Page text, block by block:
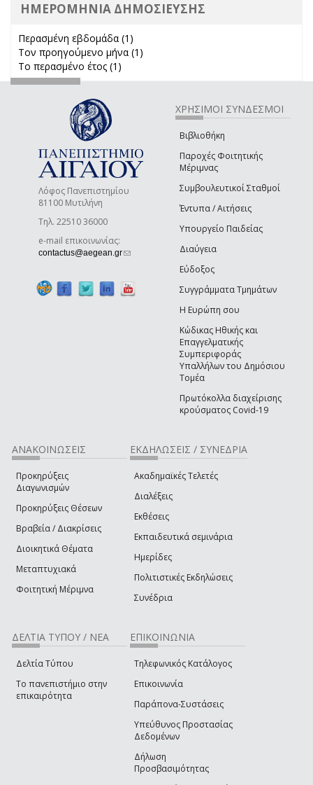
ΗΜΕΡΟΜΗΝΙΑ ΔΗΜΟΣΙΕΥΣΗΣ
Περασμένη εβδομάδα (1)
Τον προηγούμενο μήνα (1)
Το περασμένο έτος (1)
Λόφος Πανεπιστημίου
81100 Μυτιλήνη
Τηλ. 22510 36000
e-mail επικοινωνίας:
contactus@aegean.gr(link sends e-mail)
ΧΡΗΣΙΜΟΙ ΣΥΝΔΕΣΜΟΙ
Βιβλιοθήκη
Παροχές Φοιτητικής
Μέριμνας
Συμβουλευτικοί Σταθμοί
Έντυπα / Αιτήσεις
Υπουργείο Παιδείας
Διαύγεια
Εύδοξος
Συγγράμματα Τμημάτων
Η Ευρώπη σου
Κώδικας Ηθικής και
Επαγγελματικής
Συμπεριφοράς
Υπαλλήλων του Δημόσιου
Τομέα
Πρωτόκολλα διαχείρισης
κρούσματος Covid-19
ΑΝΑΚΟΙΝΩΣΕΙΣ
Προκηρύξεις
Διαγωνισμών
Προκηρύξεις Θέσεων
Βραβεία / Διακρίσεις
Διοικητικά Θέματα
Μεταπτυχιακά
Φοιτητική Μέριμνα
ΕΚΔΗΛΩΣΕΙΣ / ΣΥΝΕΔΡΙΑ
Ακαδημαϊκές Τελετές
Διαλέξεις
Εκθέσεις
Εκπαιδευτικά σεμινάρια
Ημερίδες
Πολιτιστικές Εκδηλώσεις
Συνέδρια
ΔΕΛΤΙΑ ΤΥΠΟΥ / ΝΕΑ
Δελτία Τύπου
Το πανεπιστήμιο στην
επικαιρότητα
ΕΠΙΚΟΙΝΩΝΙΑ
Τηλεφωνικός Κατάλογος
Επικοινωνία
Παράπονα-Συστάσεις
Υπεύθυνος Προστασίας
Δεδομένων
Δήλωση
Προσβασιμότητας